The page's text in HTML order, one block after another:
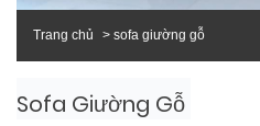
Trang chủ sofa giường gỗ
Sofa Giường Gỗ